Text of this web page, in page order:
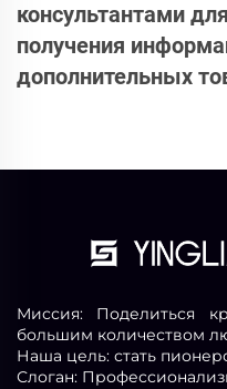
консультантами для
получения
дополнительных
Миссия: Поделиться
большим количеством
Наша цель: стать
Слоган: